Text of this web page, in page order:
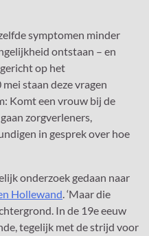
symptomen minder
ontstaan – en
op het
staan deze vragen
Komt een vrouw bij de
zorgverleners,
in gesprek over hoe
onderzoek gedaan naar
Hollewand. ‘Maar die
In de 19e eeuw
tegelijk met de strijd voor